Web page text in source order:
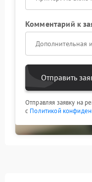
Комментарий к
Отправить
Отправляя заявку на
с Политикой